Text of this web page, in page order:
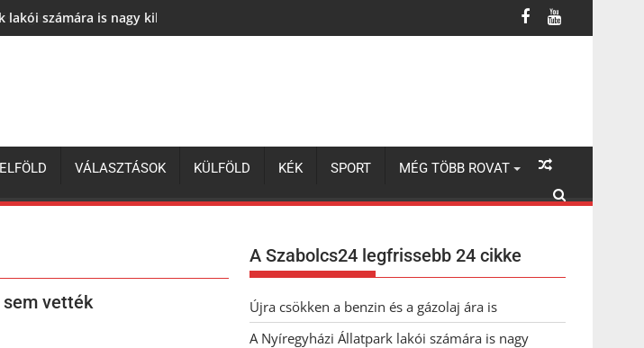
lakói számára is nagy kihívás az elhúzódó, intenzív hőhullám, viselkedésük is némileg megváltozik
VÁLASZTÁSOK KÜLFÖLD KÉK SPORT MÉG TÖBB ROVAT
sem vették
A Szabolcs24 legfrissebb 24 cikke
Újra csökken a benzin és a gázolaj ára is
A Nyíregyházi Állatpark lakói számára is nagy